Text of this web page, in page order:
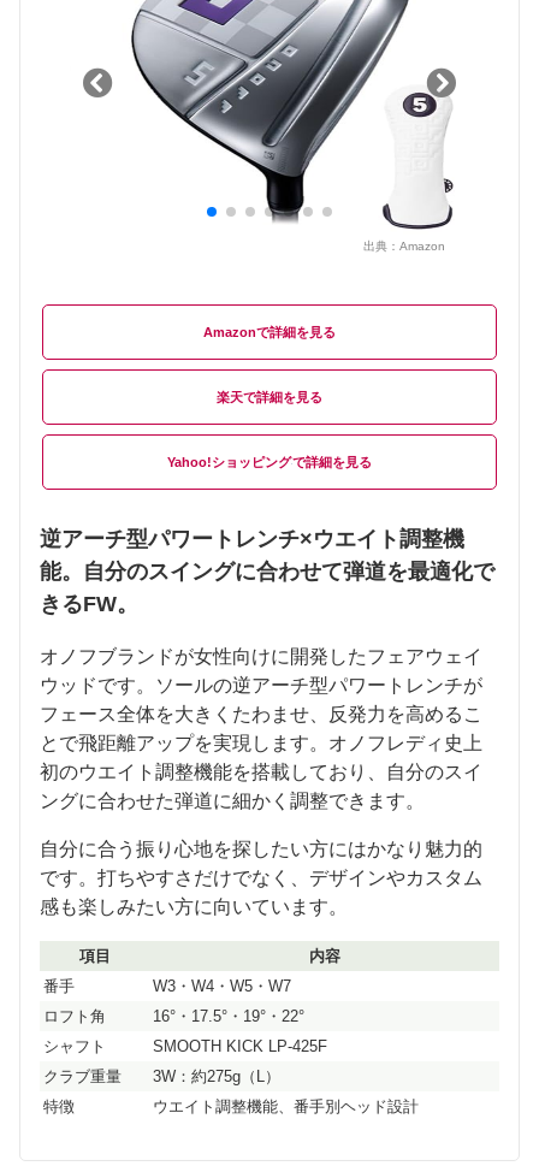
出典： Amazon
Amazon
楽天
Yahoo!ショッピング
逆アーチ型パワートレンチ×ウエイト調整機
能。自分のスイングに合わせて弾道を最適化で
きるFW。
オノフブランドが女性向けに開発したフェアウェイ
ウッドです。ソールの逆アーチ型パワートレンチが
フェース全体を大きくたわませ、反発力を高めるこ
とで飛距離アップを実現します。オノフレディ史上
初のウエイト調整機能を搭載しており、自分のスイ
ングに合わせた弾道に細かく調整できます。
自分に合う振り心地を探したい方にはかなり魅力的
です。打ちやすさだけでなく、デザインやカスタム
感も楽しみたい方に向いています。
項目
内容
番手
W3・W4・W5・W7
ロフト角
16°・17.5°・19°・22°
シャフト
SMOOTH KICK LP-425F
クラブ重量
3W：約275g（L）
特徴
ウエイト調整機能、番手別ヘッド設計